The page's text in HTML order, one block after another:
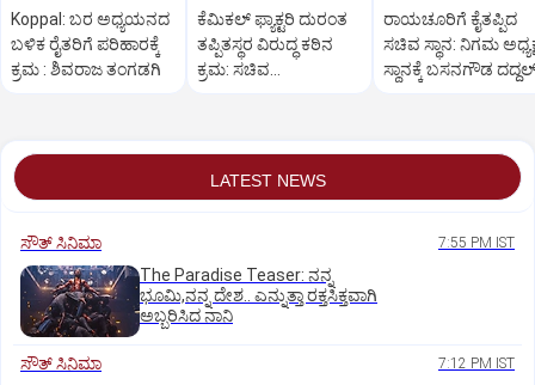
Koppal: ಬರ ಅಧ್ಯಯನದ
ಬಳಿಕ ರೈತರಿಗೆ ಪರಿಹಾರಕ್ಕೆ
ಕ್ರಮ : ಶಿವರಾಜ ತಂಗಡಗಿ
ಕೆಮಿಕಲ್ ಫ್ಯಾಕ್ಟರಿ ದುರಂತ
ತಪ್ಪಿತಸ್ಥರ ವಿರುದ್ಧ ಕಠಿನ
ಕ್ರಮ: ಸಚಿವ
ರಾಯಚೂರಿಗೆ ಕೈತಪ್ಪಿದ
ಸಚಿವ ಸ್ಥಾನ: ನಿಗಮ
ಸ್ಥಾನಕ್ಕೆ ಬಸನಗೌಡ
LATEST NEWS
ಸೌತ್‌ ಸಿನಿಮಾ 7:55 PM IST
The Paradise Teaser: ನನ್ನ
ಭೂಮಿ,ನನ್ನ ದೇಶ.. ಎನ್ನುತ್ತಾ ರಕ್ತಸಿಕ್ತವಾಗಿ
ಅಬ್ಬರಿಸಿದ ನಾನಿ
ಸೌತ್‌ ಸಿನಿಮಾ 7:12 PM IST